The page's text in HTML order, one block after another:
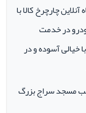
چارچرخ کالا با
در خدمت
خیالی آسوده و در
مسجد سراج بزرگ